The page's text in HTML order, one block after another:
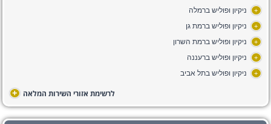
+ ניקיון ופוליש ברמלה
+ ניקיון ופוליש ברמת גן
+ ניקיון ופוליש ברמת השרון
+ ניקיון ופוליש ברעננה
+ ניקיון ופוליש בתל אביב
לרשימת אזורי השירות המלאה +